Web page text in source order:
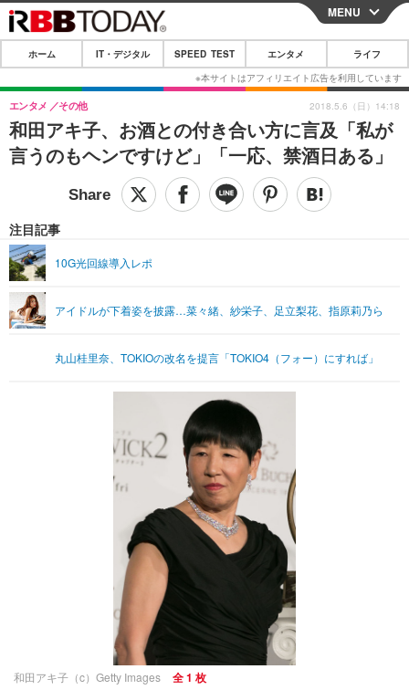
CLOSE
ホーム
IT・デジタル
IT・デジタルTOP スマートフォン
ガジェット・ツール
ショッピング その他
SPEED TEST
エンタメTOP 映画・ドラマ
グラビア ブログ
ショッピング その他
ライフTOP
リリース一覧
プッシュ通知の停止方法
MENU
ホーム IT・デジタル SPEED TEST エンタメ ライフ
和田アキ子、お酒との付き合い方に言及「私が
言うのもヘンですけど」「一応、禁酒日ある」
エンタメ その他
注目記事
10G光回線導入レポ
アイドルが下着姿を披露…菜々緒、紗栄子、足立梨花、指原莉乃ら
丸山桂里奈、TOKIOの改名を提言「TOKIO4（フォー）にすれば」
2018.5.6（日）14:18
和田アキ子（c）Getty Images 全 1 枚